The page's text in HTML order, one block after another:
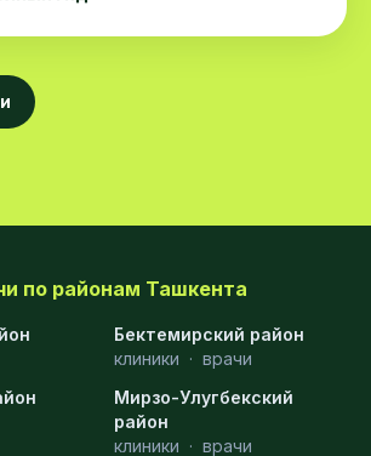
по районам Ташкента
Бектемирский район
клиники · врачи
Мирзо-Улугбекский
район
клиники · врачи